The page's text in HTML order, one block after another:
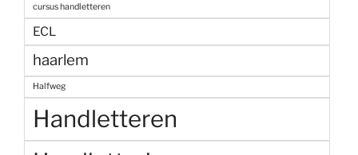
cursus handletteren
ECL
haarlem
Halfweg
Handletteren